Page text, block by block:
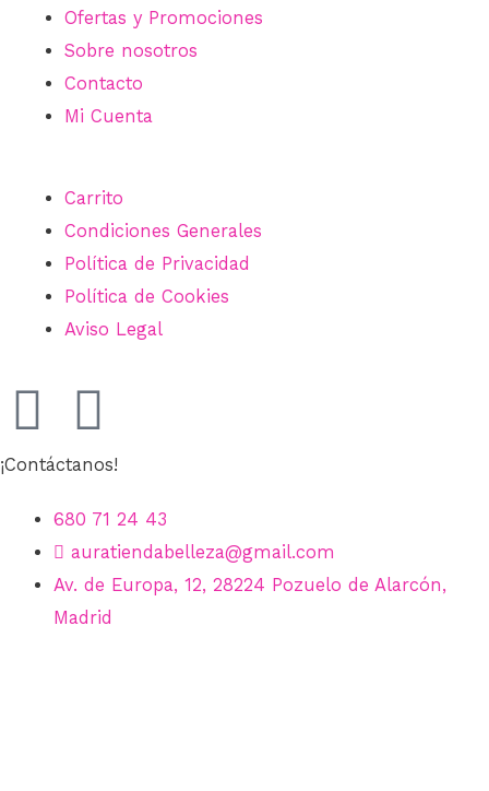
¡Contáctanos!
680 71 24 43
auratiendabelleza@gmail.com
Av. de Europa, 12, 28224 Pozuelo de Alarcón,
Madrid
Ofertas y Promociones
Sobre nosotros
Contacto
Mi Cuenta
Carrito
Condiciones Generales
Política de Privacidad
Política de Cookies
Aviso Legal